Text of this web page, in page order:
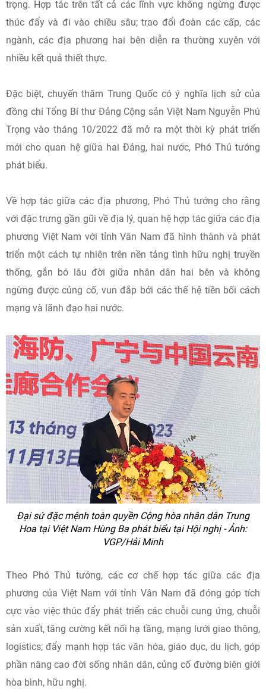
trọng. Hợp tác trên tất cả các lĩnh vực không ngừng được
thúc đẩy và đi vào chiều sâu; trao đổi đoàn các cấp, các
ngành, các địa phương hai bên diễn ra thường xuyên với
nhiều kết quả thiết thực.
Đặc biệt, chuyến thăm Trung Quốc có ý nghĩa lịch sử của
đồng chí Tổng Bí thư Đảng Cộng sản Việt Nam Nguyễn Phú
Trọng vào tháng 10/2022 đã mở ra một thời kỳ phát triển
mới cho quan hệ giữa hai Đảng, hai nước, Phó Thủ tướng
phát biểu.
Về hợp tác giữa các địa phương, Phó Thủ tướng cho rằng
với đặc trưng gần gũi về địa lý, quan hệ hợp tác giữa các địa
phương Việt Nam với tỉnh Vân Nam đã hình thành và phát
triển một cách tự nhiên trên nền tảng tình hữu nghị truyền
thống, gắn bó lâu đời giữa nhân dân hai bên và không
ngừng được củng cố, vun đắp bởi các thế hệ tiền bối cách
mạng và lãnh đạo hai nước.
Đại sứ đặc mệnh toàn quyền Cộng hòa nhân dân Trung
Hoa tại Việt Nam Hùng Ba phát biểu tại Hội nghị - Ảnh:
VGP/Hải Minh
Theo Phó Thủ tướng, các cơ chế hợp tác giữa các địa
phương của Việt Nam với tỉnh Vân Nam đã đóng góp tích
cực vào việc thúc đẩy phát triển các chuỗi cung ứng, chuỗi
sản xuất, tăng cường kết nối hạ tầng, mạng lưới giao thông,
logistics; đẩy mạnh hợp tác văn hóa, giáo dục, du lịch, góp
phần nâng cao đời sống nhân dân, củng cố đường biên giới
hòa bình, hữu nghị.